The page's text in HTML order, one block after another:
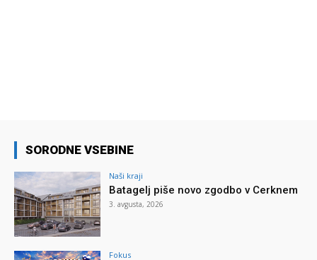
SORODNE VSEBINE
Naši kraji
Batagelj piše novo zgodbo v Cerknem
3. avgusta, 2026
Fokus